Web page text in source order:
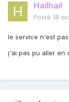
Hailhail
Posté 18
le service n'est pas
j'ai pas pu aller en